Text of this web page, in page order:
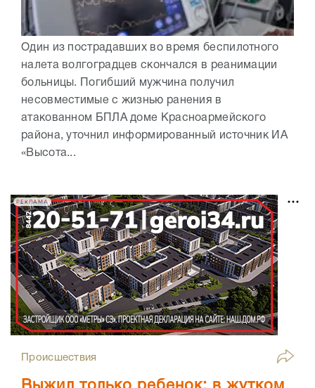
Один из пострадавших во время беспилотного
налета волгоградцев скончался в реанимации
больницы. Погибший мужчина получил
несовместимые с жизнью ранения в
атакованном БПЛА доме Красноармейского
района, уточнил информированный источник ИА
«Высота...
РЕКЛАМА
Происшествия